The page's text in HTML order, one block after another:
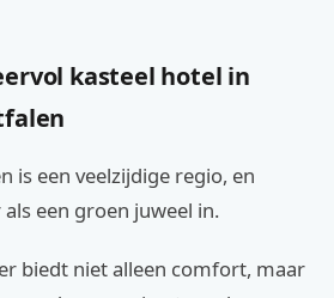
kasteel hotel in
is een veelzijdige regio, en
een groen juweel in.
biedt niet alleen comfort, maar